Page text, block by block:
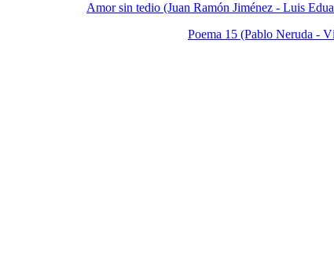
Amor sin tedio (Juan Ramón Jiménez - Luis
Poema 15 (Pablo Neruda -